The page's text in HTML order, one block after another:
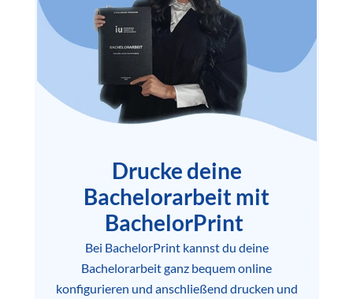
Drucke deine
Bachelorarbeit mit
BachelorPrint
Bei BachelorPrint kannst du deine
Bachelorarbeit ganz bequem online
konfigurieren und anschließend drucken und